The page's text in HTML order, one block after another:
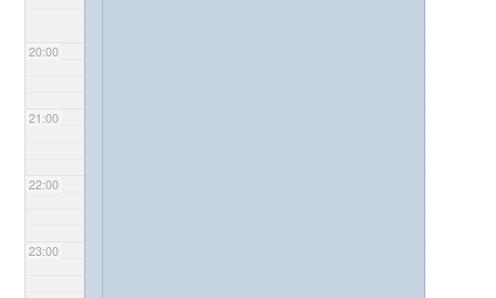
20:00
21:00
22:00
23:00